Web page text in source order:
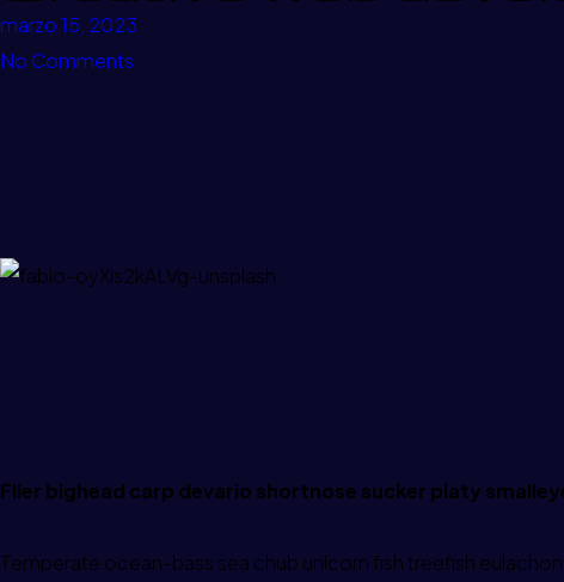
marzo 15, 2023
No Comments
Flier bighead carp devario shortnose sucker platy
Temperate ocean-bass sea chub unicorn fish treefish